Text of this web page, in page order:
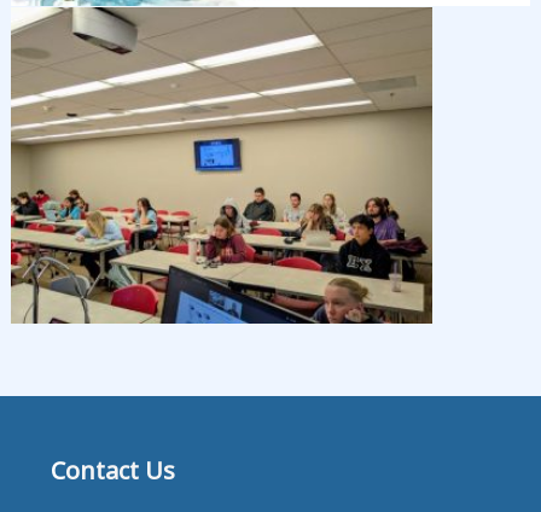
Contact Us